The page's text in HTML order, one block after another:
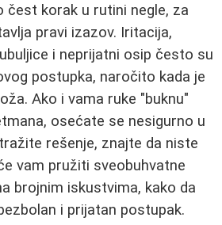
čest korak u rutini negle, za
pravi izazov. Iritacija,
i neprijatni osip često su
postupka, naročito kada je
Ako i vama ruke "buknu"
osećate se nesigurno u
rešenje, znajte da niste
vam pružiti sveobuhvatne
brojnim iskustvima, kako da
i prijatan postupak.